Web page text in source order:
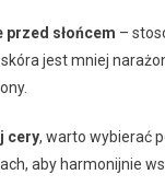
przed słońcem –
jest mniej
cery, warto wybierać
aby harmonijnie